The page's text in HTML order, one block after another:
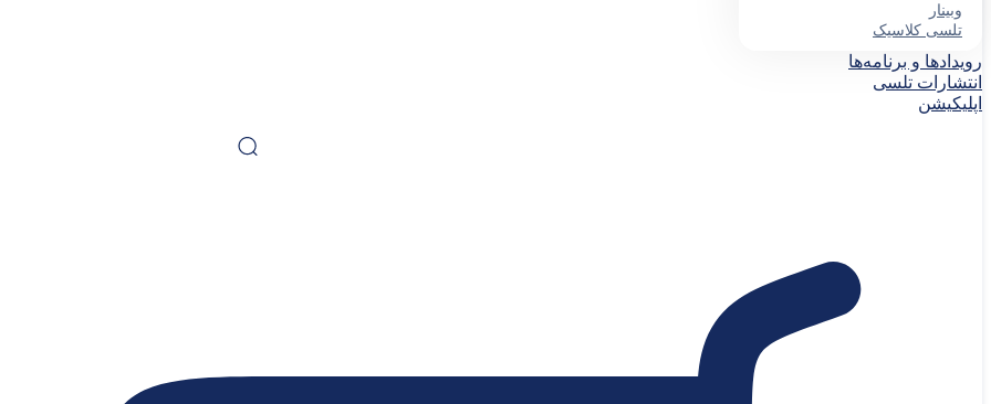
وبینار
تلسی کلاسیک
رویدادها و برنامه‌ها
انتشارات تلسی
اپلیکیشن